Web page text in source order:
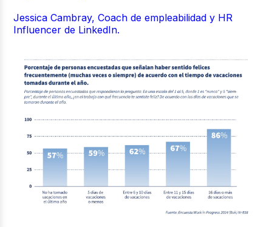
Jessica Cambray,Coach de empleabilidad y HR
Influencer de LinkedIn.